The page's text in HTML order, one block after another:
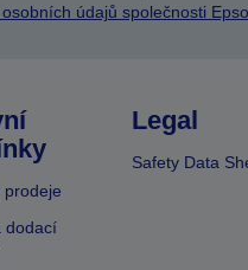
údajů společnosti
prodeje
dodací
Legal
Safety Data